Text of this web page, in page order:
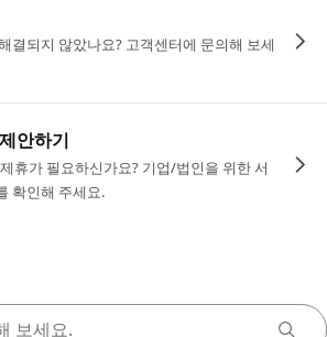
결되지 않았나요? 고객센터에 문의해 보세
안하기
휴가 필요하신가요? 기업/법인을 위한 서
확인해 주세요.